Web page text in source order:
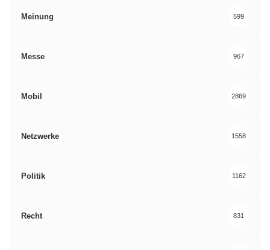
Meinung 599
Messe 967
Mobil 2869
Netzwerke 1558
Politik 1162
Recht 831